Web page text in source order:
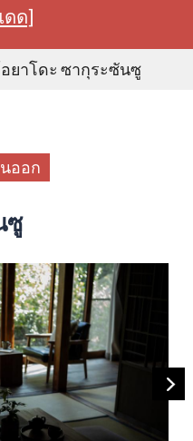
ด]
ยาโดะ ซากุระซันซู
ออก
ซู